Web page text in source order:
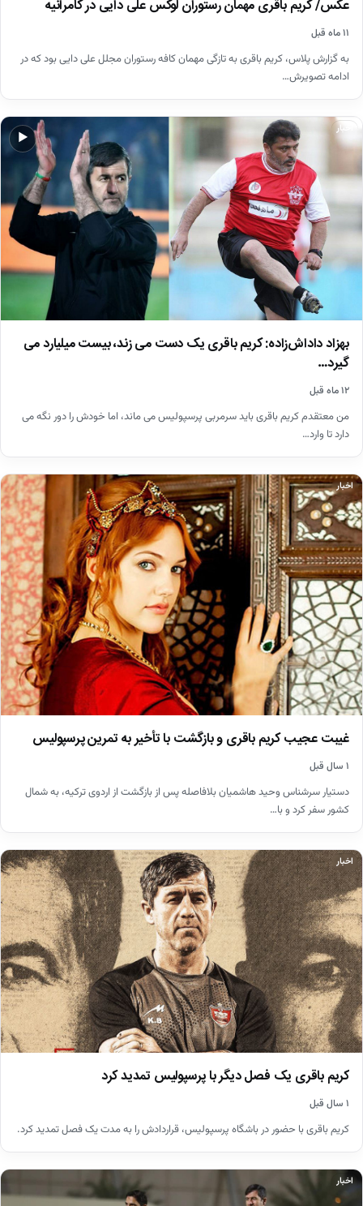
عکس/ کریم باقری مهمان رستوران لوکس علی دایی در کامرانیه
۱۱ ماه قبل
به گزارش پلاس، کریم باقری به تازگی مهمان کافه رستوران مجلل علی دایی بود که در
ادامه تصویرش…
▶
اخبار
بهزاد داداش‌زاده: کریم باقری یک دست می زند، بیست میلیارد می
گیرد…
۱۲ ماه قبل
من معتقدم کریم باقری باید سرمربی پرسپولیس می ماند، اما خودش را دور نگه می
دارد تا وارد…
اخبار
غیبت عجیب کریم باقری و بازگشت با تأخیر به تمرین پرسپولیس
۱ سال قبل
دستیار سرشناس وحید هاشمیان بلافاصله پس از بازگشت از اردوی ترکیه، به شمال
کشور سفر کرد و با…
اخبار
کریم باقری یک فصل دیگر با پرسپولیس تمدید کرد
۱ سال قبل
کریم باقری با حضور در باشگاه پرسپولیس، قراردادش را به مدت یک فصل تمدید کرد.
اخبار